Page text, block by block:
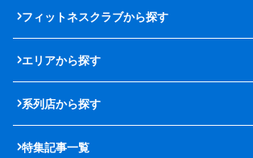
フィットネスクラブから探す
エリアから探す
系列店から探す
特集記事一覧